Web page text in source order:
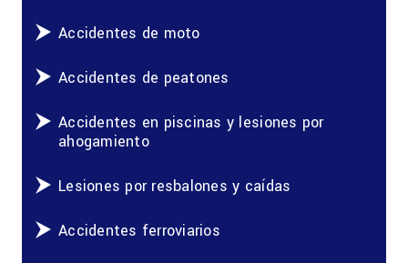
Accidentes de moto
Accidentes de peatones
Accidentes en piscinas y lesiones por
ahogamiento
Lesiones por resbalones y caídas
Accidentes ferroviarios